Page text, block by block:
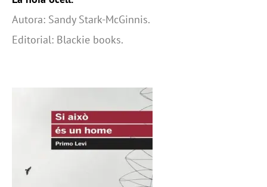
Autora: Sandy Stark-McGinnis.
Editorial: Blackie books.